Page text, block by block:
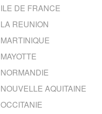
ILE DE FRANCE
LA REUNION
MARTINIQUE
MAYOTTE
NORMANDIE
NOUVELLE AQUITAINE
OCCITANIE